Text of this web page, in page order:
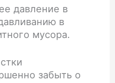
давление в
в
мусора.
забыть о